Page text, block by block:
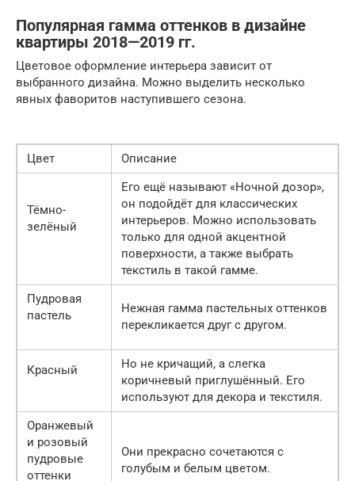
Популярная гамма оттенков в дизайне
квартиры 2018—2019 гг.
Цветовое оформление интерьера зависит от
выбранного дизайна. Можно выделить несколько
явных фаворитов наступившего сезона.
Цвет Описание
Тёмно-
зелёный
Его ещё называют «Ночной дозор»,
он подойдёт для классических
интерьеров. Можно использовать
только для одной акцентной
поверхности, а также выбрать
текстиль в такой гамме.
Пудровая
пастель
Нежная гамма пастельных оттенков
перекликается друг с другом.
Красный
Но не кричащий, а слегка
коричневый приглушённый. Его
используют для декора и текстиля.
Оранжевый
и розовый
пудровые
оттенки
Они прекрасно сочетаются с
голубым и белым цветом.